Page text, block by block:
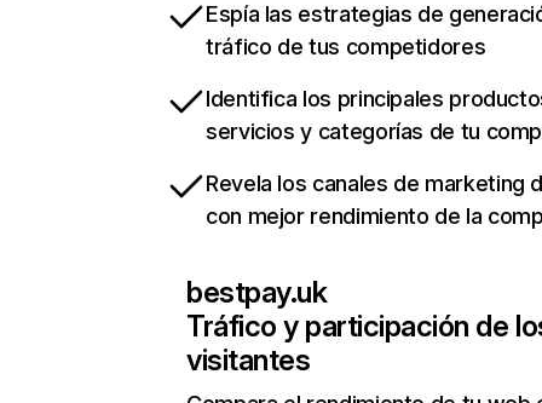
Espía las estrategias de
tráfico de tus competidores
Identifica los principales
servicios y categorías de tu
Revela los canales de marketing
con mejor rendimiento de la
bestpay.uk
Tráfico y participación de
visitantes